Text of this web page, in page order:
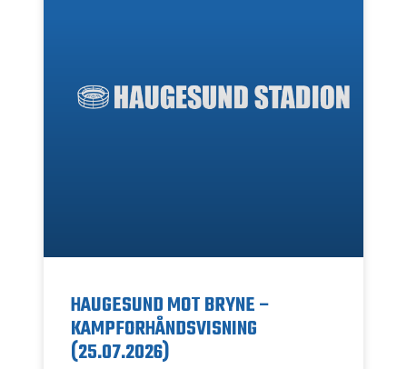
HAUGESUND MOT BRYNE –
KAMPFORHÅNDSVISNING
(25.07.2026)